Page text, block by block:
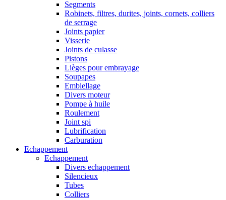
Segments
Robinets, filtres, durites, joints, cornets, colliers
de serrage
Joints papier
Visserie
Joints de culasse
Pistons
Lièges pour embrayage
Soupapes
Embiellage
Divers moteur
Pompe à huile
Roulement
Joint spi
Lubrification
Carburation
Echappement
Echappement
Divers echappement
Silencieux
Tubes
Colliers